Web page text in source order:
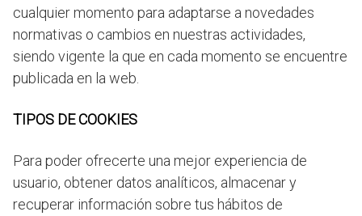
cualquier momento para adaptarse a novedades
normativas o cambios en nuestras actividades,
siendo vigente la que en cada momento se encuentre
publicada en la web.
TIPOS DE COOKIES
Para poder ofrecerte una mejor experiencia de
usuario, obtener datos analíticos, almacenar y
recuperar información sobre tus hábitos de